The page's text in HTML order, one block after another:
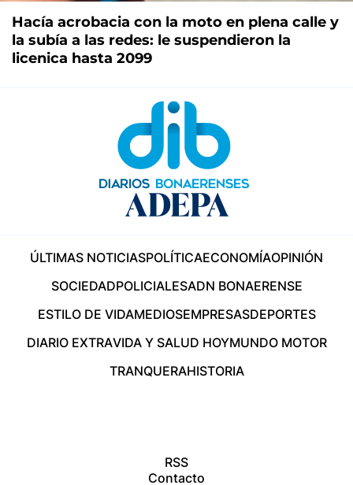
Hacía acrobacia con la moto en plena calle y
la subía a las redes: le suspendieron la
licenica hasta 2099
ÚLTIMAS NOTICIASPOLÍTICAECONOMÍAOPINIÓN
SOCIEDADPOLICIALESADN BONAERENSE
ESTILO DE VIDAMEDIOSEMPRESASDEPORTES
DIARIO EXTRAVIDA Y SALUD HOYMUNDO MOTOR
TRANQUERAHISTORIA
RSS
Contacto